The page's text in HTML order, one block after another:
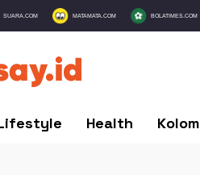
SUARA.COM MATAMATA.COM BOLATIMES.COM
Health Kolom